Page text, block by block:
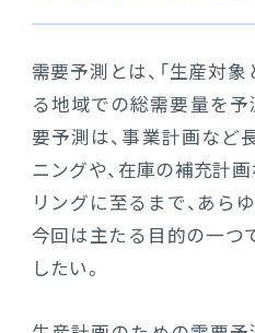
給与
個人番号管理
給与明細閲覧
健康経営支援サー
需要予測とは、「生産対
る地域での総需要量を予
要予測は、事業計画など
ニングや、在庫の補充計
リングに至るまで、あら
今回は主たる目的の一つ
したい。